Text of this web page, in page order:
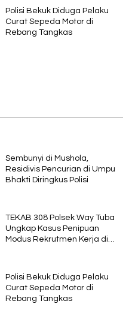
Polisi Bekuk Diduga Pelaku
Curat Sepeda Motor di
Rebang Tangkas
Sembunyi di Mushola,
Residivis Pencurian di Umpu
Bhakti Diringkus Polisi
TEKAB 308 Polsek Way Tuba
Ungkap Kasus Penipuan
Modus Rekrutmen Kerja di
Polisi Bekuk Diduga Pelaku
Curat Sepeda Motor di
Rebang Tangkas